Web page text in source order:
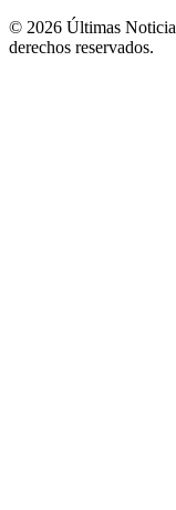
© 2026 Últimas
derechos reservados.